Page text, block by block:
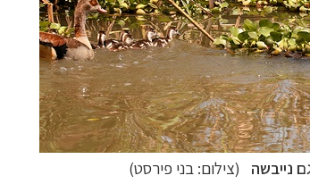
נייבשה (צילום: בני פירסט)